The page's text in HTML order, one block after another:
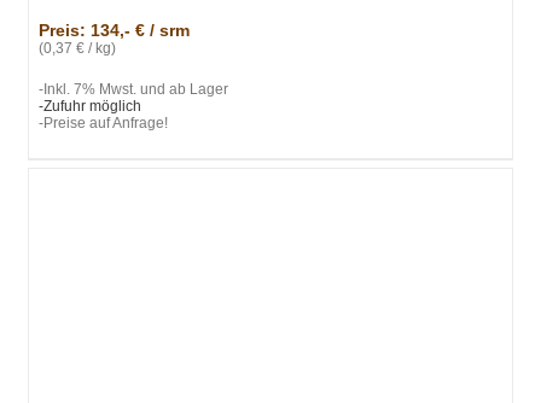
Preis: 134,- € / srm
(0,37 € / kg)
-Inkl. 7% Mwst. und ab Lager
-Zufuhr möglich
-Preise auf Anfrage!